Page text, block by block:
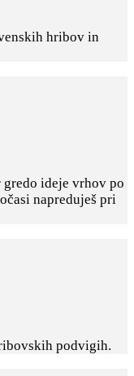
hribov in
gredo ideje vrhov po
napreduješ pri
podvigih.